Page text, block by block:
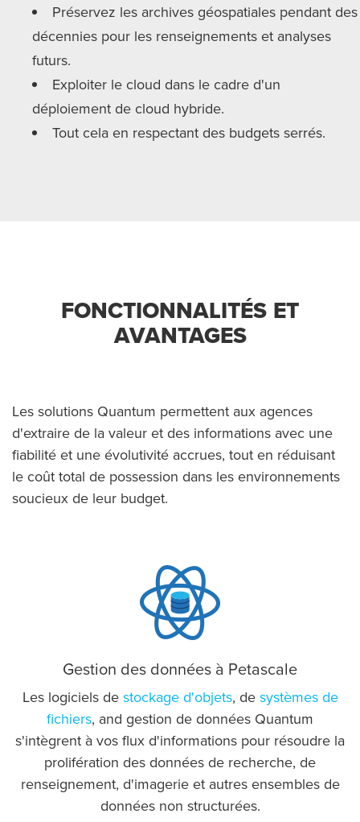
Préservez les archives géospatiales pendant des
décennies pour les renseignements et analyses
futurs.
Exploiter le cloud dans le cadre d'un
déploiement de cloud hybride.
Tout cela en respectant des budgets serrés.
FONCTIONNALITÉS ET
AVANTAGES
Les solutions Quantum permettent aux agences
d'extraire de la valeur et des informations avec une
fiabilité et une évolutivité accrues, tout en réduisant
le coût total de possession dans les environnements
soucieux de leur budget.
Gestion des données à Petascale
Les logiciels destockage d'objets, desystèmes de
fichiers, and gestion de données Quantum
s'intègrent à vos flux d'informations pour résoudre la
prolifération des données de recherche, de
renseignement, d'imagerie et autres ensembles de
données non structurées.